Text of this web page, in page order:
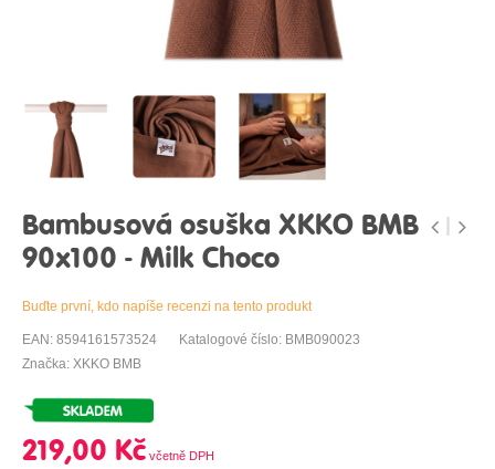
Bambusová osuška XKKO BMB
90x100 - Milk Choco
Buďte první, kdo napíše recenzi na tento produkt
EAN: 8594161573524
Katalogové číslo: BMB090023
Značka: XKKO BMB
219,00 Kč